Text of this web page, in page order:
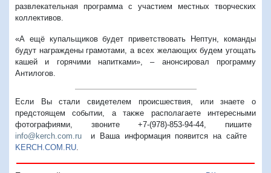
развлекательная программа с участием местных творческих
коллективов.
«А ещё купальщиков будет приветствовать Нептун, команды
будут награждены грамотами, а всех желающих будем угощать
кашей и горячими напитками», – анонсировал программу
Антилогов.
Если Вы стали свидетелем происшествия, или знаете о
предстоящем событии, а также располагаете интересными
фотографиями, звоните +7-(978)-853-94-44, пишите
info@kerch.com.ru и Ваша информация появится на сайте
KERCH.COM.RU